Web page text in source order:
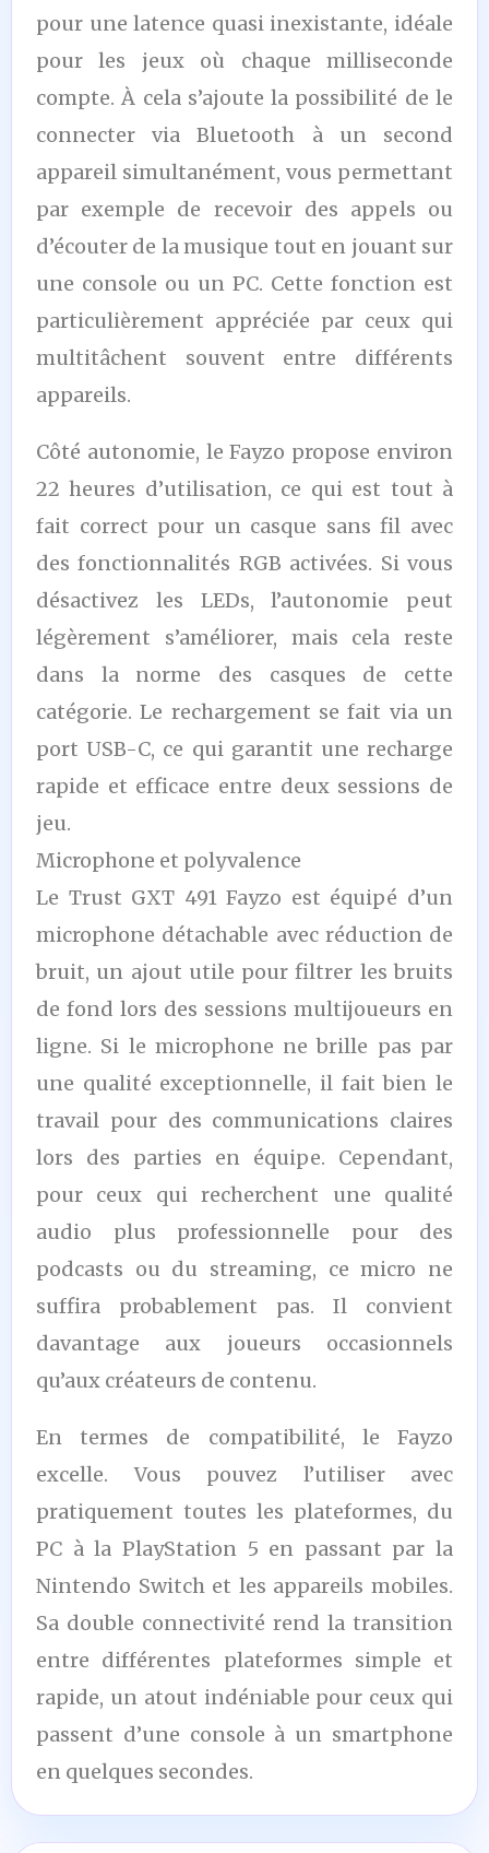
pour une latence quasi inexistante, idéale
pour les jeux où chaque milliseconde
compte. À cela s’ajoute la possibilité de le
connecter via Bluetooth à un second
appareil simultanément, vous permettant
par exemple de recevoir des appels ou
d’écouter de la musique tout en jouant sur
une console ou un PC. Cette fonction est
particulièrement appréciée par ceux qui
multitâchent souvent entre différents
appareils.
Côté autonomie, le Fayzo propose environ
22 heures d’utilisation, ce qui est tout à
fait correct pour un casque sans fil avec
des fonctionnalités RGB activées. Si vous
désactivez les LEDs, l’autonomie peut
légèrement s’améliorer, mais cela reste
dans la norme des casques de cette
catégorie. Le rechargement se fait via un
port USB-C, ce qui garantit une recharge
rapide et efficace entre deux sessions de
jeu.
Microphone et polyvalence
Le Trust GXT 491 Fayzo est équipé d’un
microphone détachable avec réduction de
bruit, un ajout utile pour filtrer les bruits
de fond lors des sessions multijoueurs en
ligne. Si le microphone ne brille pas par
une qualité exceptionnelle, il fait bien le
travail pour des communications claires
lors des parties en équipe. Cependant,
pour ceux qui recherchent une qualité
audio plus professionnelle pour des
podcasts ou du streaming, ce micro ne
suffira probablement pas. Il convient
davantage aux joueurs occasionnels
qu’aux créateurs de contenu.
En termes de compatibilité, le Fayzo
excelle. Vous pouvez l’utiliser avec
pratiquement toutes les plateformes, du
PC à la PlayStation 5 en passant par la
Nintendo Switch et les appareils mobiles.
Sa double connectivité rend la transition
entre différentes plateformes simple et
rapide, un atout indéniable pour ceux qui
passent d’une console à un smartphone
en quelques secondes.